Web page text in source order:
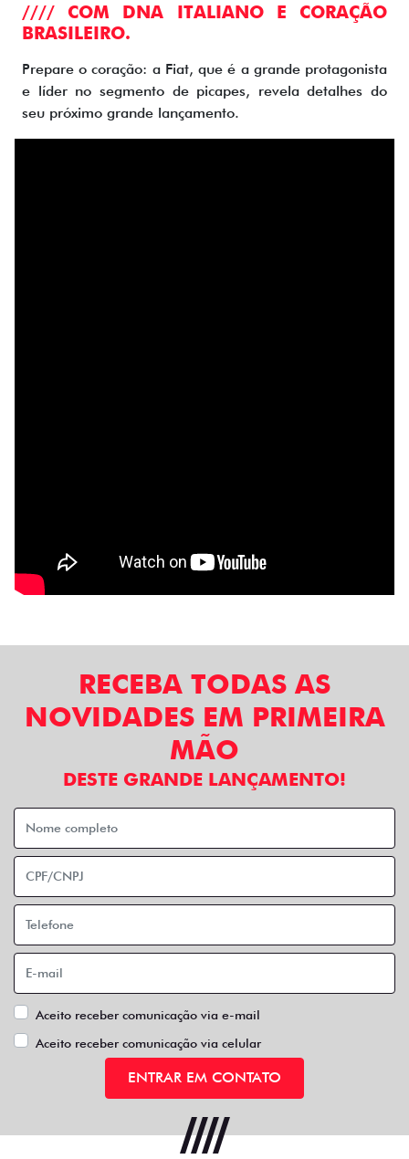
//// COM DNA ITALIANO E CORAÇÃO
BRASILEIRO.
Prepare o coração: a Fiat, que é a grande protagonista
e líder no segmento de picapes, revela detalhes do
seu próximo grande lançamento.
RECEBA TODAS AS
NOVIDADES EM PRIMEIRA
MÃO
DESTE GRANDE LANÇAMENTO!
Aceito receber comunicação via e-mail
Aceito receber comunicação via celular
ENTRAR EM CONTATO